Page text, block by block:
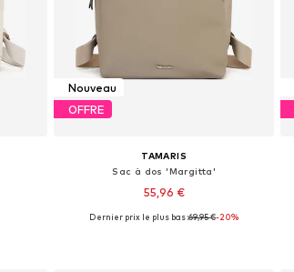
Nouveau
OFFRE
TAMARIS
Sac à dos 'Margitta'
55,96 €
Tailles disponibles: One Size
Dernier prix le plus bas :69,95 €-20%